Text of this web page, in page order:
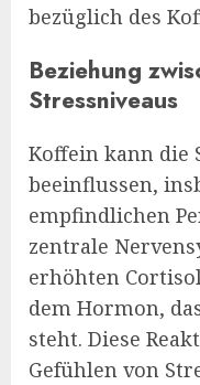
bezüglich des
Beziehung
Stressniveaus
Koffein kann die
beeinflussen,
empfindlichen
zentrale
erhöhten
dem Hormon,
steht. Diese
Gefühlen von